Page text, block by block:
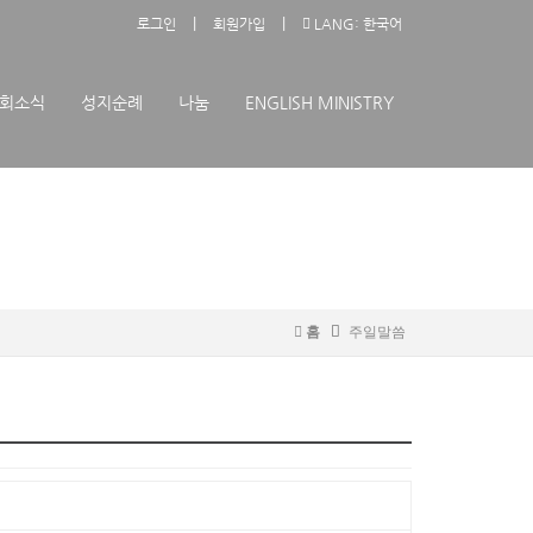
로그인 회원가입 LANG: 한국어
소식 성지순례 나눔 ENGLISH MINISTRY
홈 주일말씀